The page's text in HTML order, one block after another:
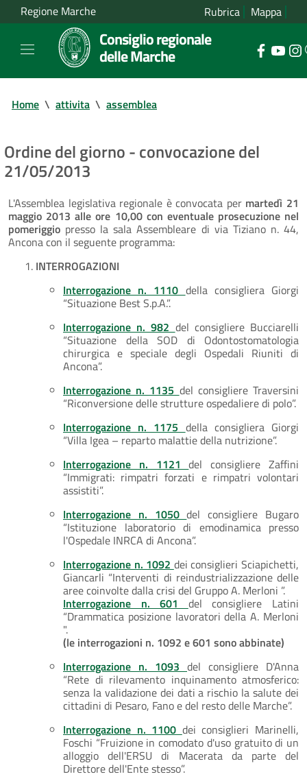
Regione Marche Rubrica Mappa
Consiglio regionale
delle Marche
Home \ attivita \ assemblea
Ordine del giorno - convocazione del
21/05/2013
L'Assemblea legislativa regionale è convocata per martedì 21
maggio 2013 alle ore 10,00 con eventuale prosecuzione nel
pomeriggio presso la sala Assembleare di via Tiziano n. 44,
Ancona con il seguente programma:
INTERROGAZIONI
Interrogazione n. 1110 della consigliera Giorgi
“Situazione Best S.p.A.”.
Interrogazione n. 982 del consigliere Bucciarelli
“Situazione della SOD di Odontostomatologia
chirurgica e speciale degli Ospedali Riuniti di
Ancona”.
Interrogazione n. 1135 del consigliere Traversini
“Riconversione delle strutture ospedaliere di polo”.
Interrogazione n. 1175 della consigliera Giorgi
“Villa Igea – reparto malattie della nutrizione”.
Interrogazione n. 1121del consigliere Zaffini
“Immigrati: rimpatri forzati e rimpatri volontari
assistiti”.
Interrogazione n. 1050del consigliere Bugaro
“Istituzione laboratorio di emodinamica presso
l'Ospedale INRCA di Ancona”.
Interrogazione n. 1092 dei consiglieri Sciapichetti,
Giancarli “Interventi di reindustrializzazione delle
aree coinvolte dalla crisi del Gruppo A. Merloni ”.
Interrogazione n. 601 del consigliere Latini
“Drammatica posizione lavoratori della A. Merloni
".
(le interrogazioni n. 1092 e 601 sono abbinate)
Interrogazione n. 1093 del consigliere D'Anna
“Rete di rilevamento inquinamento atmosferico:
senza la validazione dei dati a rischio la salute dei
cittadini di Pesaro, Fano e del resto delle Marche”.
Interrogazione n. 1100 dei consiglieri Marinelli,
Foschi “Fruizione in comodato d'uso gratuito di un
alloggio dell'ERSU di Macerata da parte del
Direttore dell'Ente stesso”.